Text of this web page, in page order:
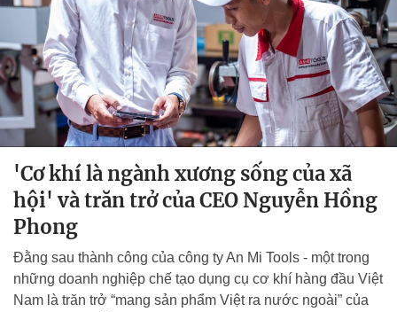
'Cơ khí là ngành xương sống của xã
hội' và trăn trở của CEO Nguyễn Hồng
Phong
Đằng sau thành công của công ty An Mi Tools - một trong
những doanh nghiệp chế tạo dụng cụ cơ khí hàng đầu Việt
Nam là trăn trở “mang sản phẩm Việt ra nước ngoài” của